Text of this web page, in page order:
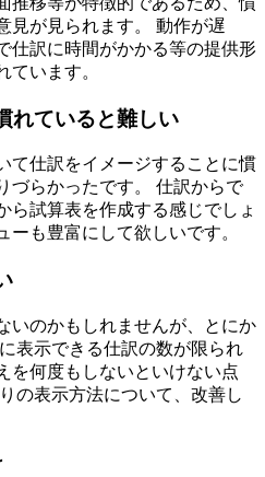
見が見られます。 動作が遅
仕訳に時間がかかる等の提供形
ています。
れていると難しい
て仕訳をイメージすることに慣
づらかったです。 仕訳からで
ら試算表を作成する感じでしょ
ーも豊富にして欲しいです。
いのかもしれませんが、とにか
表示できる仕訳の数が限られ
を何度もしないといけない点
の表示方法について、改善し